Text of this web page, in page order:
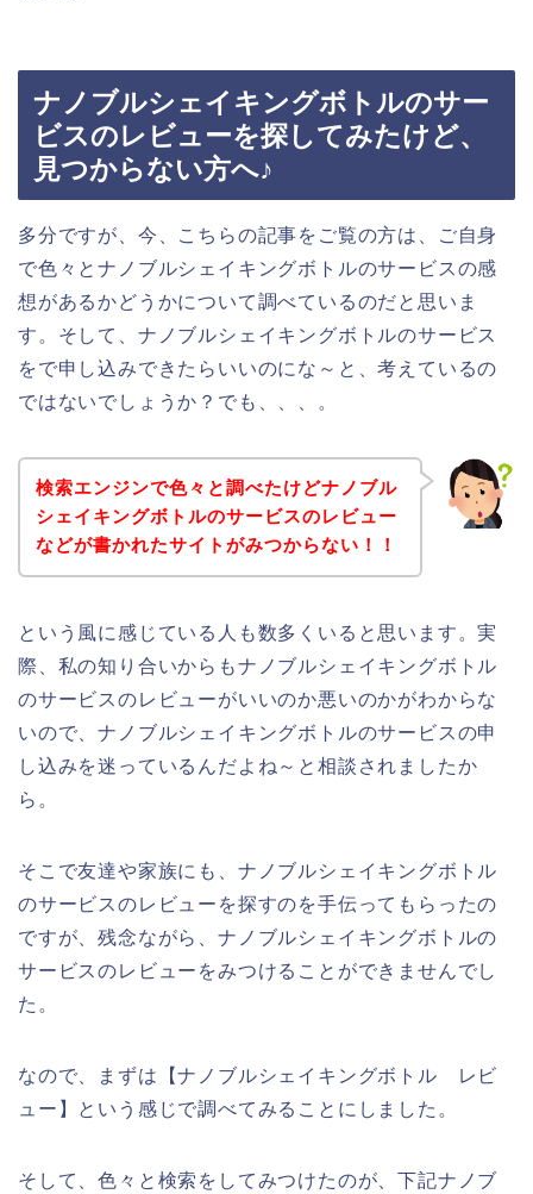
ナノブルシェイキングボトルのサー
ビスのレビューを探してみたけど、
見つからない方へ♪
多分ですが、今、こちらの記事をご覧の方は、ご自身
で色々とナノブルシェイキングボトルのサービスの感
想があるかどうかについて調べているのだと思いま
す。そして、ナノブルシェイキングボトルのサービス
をで申し込みできたらいいのにな～と、考えているの
ではないでしょうか？でも、、、。
検索エンジンで色々と調べたけどナノブル
シェイキングボトルのサービスのレビュー
などが書かれたサイトがみつからない！！
という風に感じている人も数多くいると思います。実
際、私の知り合いからもナノブルシェイキングボトル
のサービスのレビューがいいのか悪いのかがわからな
いので、ナノブルシェイキングボトルのサービスの申
し込みを迷っているんだよね～と相談されましたか
ら。
そこで友達や家族にも、ナノブルシェイキングボトル
のサービスのレビューを探すのを手伝ってもらったの
ですが、残念ながら、ナノブルシェイキングボトルの
サービスのレビューをみつけることができませんでし
た。
なので、まずは【ナノブルシェイキングボトル レビ
ュー】という感じで調べてみることにしました。
そして、色々と検索をしてみつけたのが、下記ナノブ